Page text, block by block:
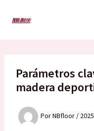
Parámetros
madera
PorNBfloor /